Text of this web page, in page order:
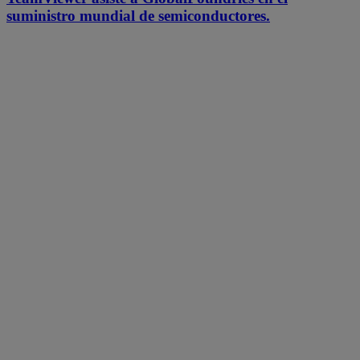
suministro mundial de semiconductores.